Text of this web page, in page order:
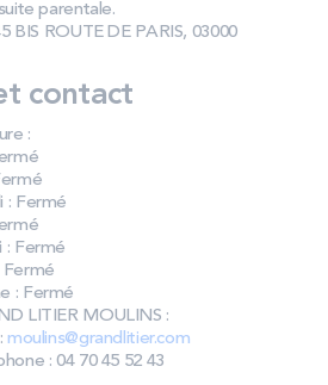
Storelocator
ContactMon compte
parentale.
BIS ROUTE DE PARIS, 03000
contact
:
: Fermé
: Fermé
Fermé
: Fermé
LITIER MOULINS :
moulins@grandlitier.com
: 04 70 45 52 43